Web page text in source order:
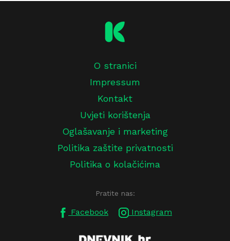
O stranici
Impressum
Kontakt
Uvjeti korištenja
Oglašavanje i marketing
Politika zaštite privatnosti
Politika o kolačićima
Pratite nas:
Facebook Instagram